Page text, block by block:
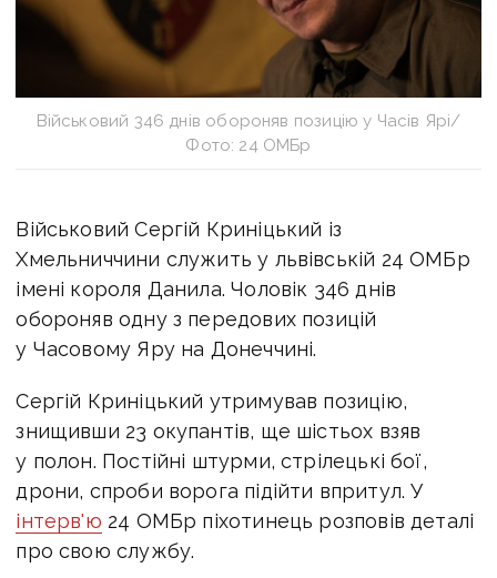
Військовий 346 днів обороняв позицію у Часів Ярі/
Фото: 24 ОМБр
Військовий Сергій Криніцький із
Хмельниччини служить у львівській 24 ОМБр
імені короля Данила. Чоловік 346 днів
обороняв одну з передових позицій
у Часовому Яру на Донеччині.
Сергій Криніцький утримував позицію,
знищивши 23 окупантів, ще шістьох взяв
у полон. Постійні штурми, стрілецькі бої,
дрони, спроби ворога підійти впритул. У
інтерв'ю 24 ОМБр піхотинець розповів деталі
про свою службу.